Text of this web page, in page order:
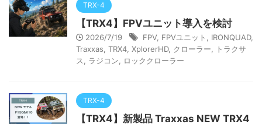
TRX-4
【TRX4】FPVユニット導入を検討
2026/7/19 FPV, FPVユニット , IRONQUAD,
Traxxas, TRX4, XplorerHD, クローラー, トラクサ
ス, ラジコン, ロッククローラー
TRX-4
【TRX4】新製品 Traxxas NEW TRX4